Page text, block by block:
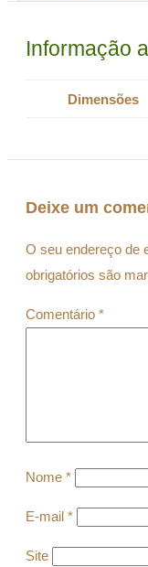
Informação
Dimensões
Deixe um
O seu endereço de
obrigatórios são
Comentário *
Nome *
E-mail *
Site